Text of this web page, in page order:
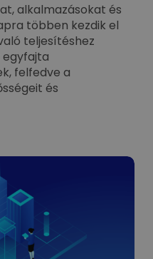
alkalmazásokat és
többen kezdik el
teljesítéshez
egyfajta
felfedve a
és